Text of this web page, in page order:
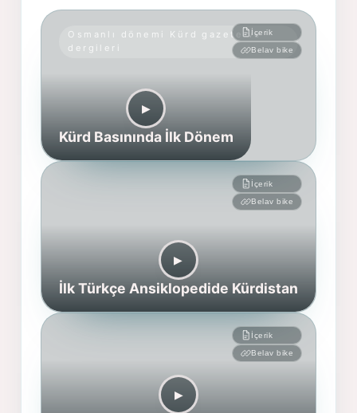
Osmanlı dönemi Kürd gazete ve
dergileri
İçerik
Belav bike
▶︎
Kürd Basınında İlk Dönem
İçerik
Belav bike
▶︎
İlk Türkçe Ansiklopedide Kürdistan
İçerik
Belav bike
▶︎